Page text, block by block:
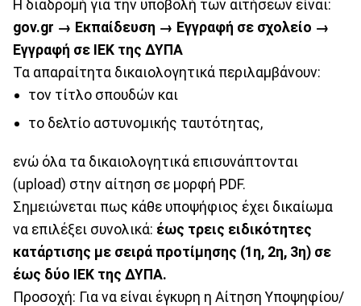
Η διαδρομή για την υποβολή των αιτήσεων είναι:
gov.gr → Εκπαίδευση → Εγγραφή σε σχολείο →
Εγγραφή σε ΙΕΚ της ΔΥΠΑ
Τα απαραίτητα δικαιολογητικά περιλαμβάνουν:
τον τίτλο σπουδών και
το δελτίο αστυνομικής ταυτότητας,
ενώ όλα τα δικαιολογητικά επισυνάπτονται
(upload) στην αίτηση σε μορφή PDF.
Σημειώνεται πως κάθε υποψήφιος έχει δικαίωμα
να επιλέξει συνολικά: έως τρεις ειδικότητες
κατάρτισης με σειρά προτίμησης (1η, 2η, 3η) σε
έως δύο ΙΕΚ της ΔΥΠΑ.
Προσοχή: Για να είναι έγκυρη η Αίτηση Υποψηφίου/